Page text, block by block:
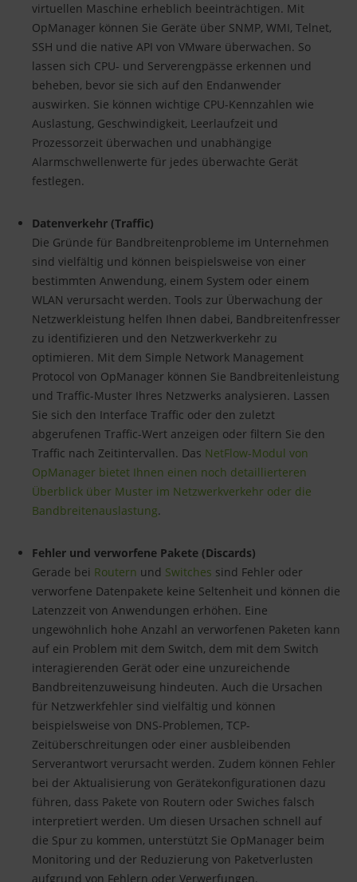
virtuellen Maschine erheblich beeinträchtigen. Mit
OpManager können Sie Geräte über SNMP, WMI, Telnet,
SSH und die native API von VMware überwachen. So
lassen sich CPU- und Serverengpässe erkennen und
beheben, bevor sie sich auf den Endanwender
auswirken. Sie können wichtige CPU-Kennzahlen wie
Auslastung, Geschwindigkeit, Leerlaufzeit und
Prozessorzeit überwachen und unabhängige
Alarmschwellenwerte für jedes überwachte Gerät
festlegen.
Datenverkehr (Traffic)
Die Gründe für Bandbreitenprobleme im Unternehmen
sind vielfältig und können beispielsweise von einer
bestimmten Anwendung, einem System oder einem
WLAN verursacht werden. Tools zur Überwachung der
Netzwerkleistung helfen Ihnen dabei, Bandbreitenfresser
zu identifizieren und den Netzwerkverkehr zu
optimieren. Mit dem Simple Network Management
Protocol von OpManager können Sie Bandbreitenleistung
und Traffic-Muster Ihres Netzwerks analysieren. Lassen
Sie sich den Interface Traffic oder den zuletzt
abgerufenen Traffic-Wert anzeigen oder filtern Sie den
Traffic nach Zeitintervallen. Das NetFlow-Modul von
OpManager bietet Ihnen einen noch detaillierteren
Überblick über Muster im Netzwerkverkehr oder die
Bandbreitenauslastung.
Fehler und verworfene Pakete (Discards)
Gerade bei Routern und Switches sind Fehler oder
verworfene Datenpakete keine Seltenheit und können die
Latenzzeit von Anwendungen erhöhen. Eine
ungewöhnlich hohe Anzahl an verworfenen Paketen kann
auf ein Problem mit dem Switch, dem mit dem Switch
interagierenden Gerät oder eine unzureichende
Bandbreitenzuweisung hindeuten. Auch die Ursachen
für Netzwerkfehler sind vielfältig und können
beispielsweise von DNS-Problemen, TCP-
Zeitüberschreitungen oder einer ausbleibenden
Serverantwort verursacht werden. Zudem können Fehler
bei der Aktualisierung von Gerätekonfigurationen dazu
führen, dass Pakete von Routern oder Swiches falsch
interpretiert werden. Um diesen Ursachen schnell auf
die Spur zu kommen, unterstützt Sie OpManager beim
Monitoring und der Reduzierung von Paketverlusten
aufgrund von Fehlern oder Verwerfungen.